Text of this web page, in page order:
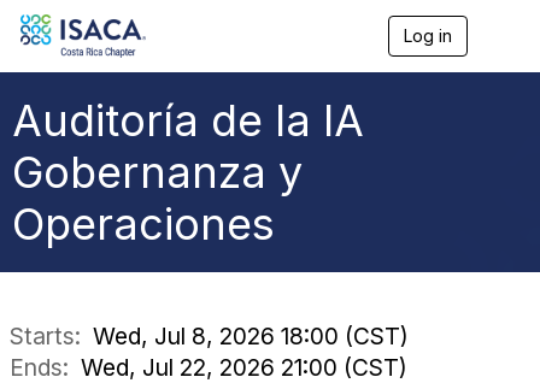
Log in
a
Auditoría de la IA
Gobernanza y
Operaciones
Starts: Wed, Jul 8, 2026 18:00 (CST)
Ends: Wed, Jul 22, 2026 21:00 (CST)